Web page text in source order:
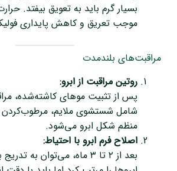
بسیار گرم باید به تعویق بیفتد.
موجب تعریق و کاهش پایداری
مراقبت‌های بلندمدت
روتین مراقبت از ابرو:
پس از تثبیت موهای کاشته‌شده،
شامل شستشوی ملایم،
منظم شکل ابرو می‌شود.
اصلاح فرم ابرو با احتیاط:
بعد از ۲ تا ۳ ماه، می‌توان